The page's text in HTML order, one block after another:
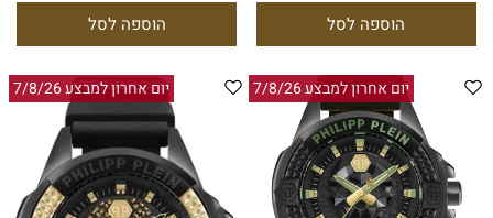
הוספה לסל הוספה לסל
יום אחרון למבצע 7/8/26 יום אחרון למבצע 7/8/26